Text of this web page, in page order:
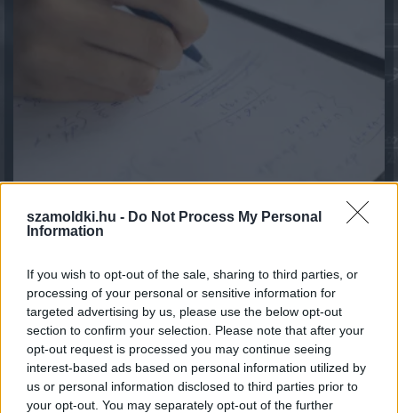
szamoldki.hu - Do Not Process My Personal
Information
If you wish to opt-out of the sale, sharing to third parties, or
processing of your personal or sensitive information for
targeted advertising by us, please use the below opt-out
section to confirm your selection. Please note that after your
opt-out request is processed you may continue seeing
interest-based ads based on personal information utilized by
us or personal information disclosed to third parties prior to
your opt-out. You may separately opt-out of the further
Kiszámolták: nem igaz, hogy a magyarok csak az ár